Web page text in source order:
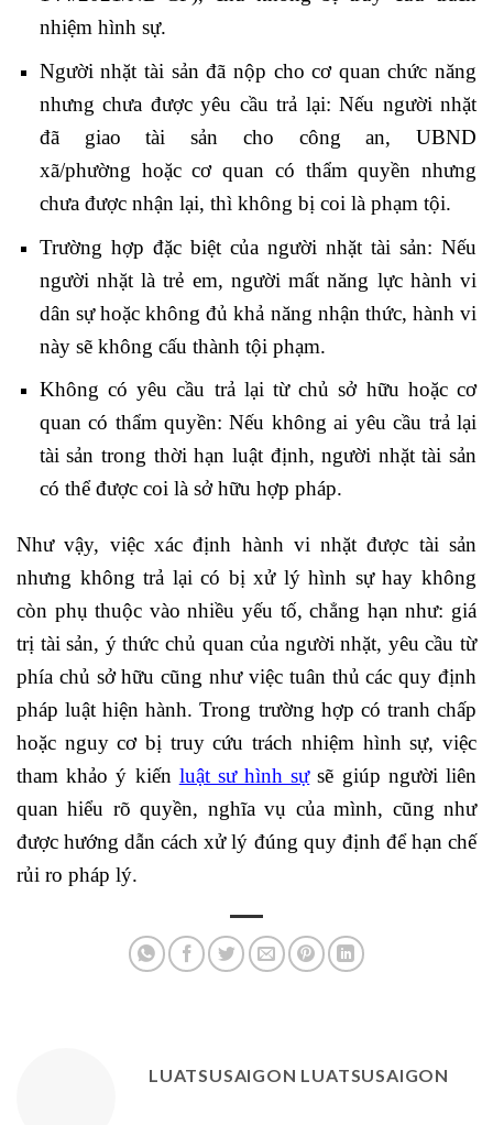
nhiệm hình sự.
Người nhặt tài sản đã nộp cho cơ quan chức năng
nhưng chưa được yêu cầu trả lại: Nếu người nhặt
đã giao tài sản cho công an, UBND
xã/phường hoặc cơ quan có thẩm quyền nhưng
chưa được nhận lại, thì không bị coi là phạm tội.
Trường hợp đặc biệt của người nhặt tài sản: Nếu
người nhặt là trẻ em, người mất năng lực hành vi
dân sự hoặc không đủ khả năng nhận thức, hành vi
này sẽ không cấu thành tội phạm.
Không có yêu cầu trả lại từ chủ sở hữu hoặc cơ
quan có thẩm quyền: Nếu không ai yêu cầu trả lại
tài sản trong thời hạn luật định, người nhặt tài sản
có thể được coi là sở hữu hợp pháp.
Như vậy, việc xác định hành vi nhặt được tài sản
nhưng không trả lại có bị xử lý hình sự hay không
còn phụ thuộc vào nhiều yếu tố, chẳng hạn như: giá
trị tài sản, ý thức chủ quan của người nhặt, yêu cầu từ
phía chủ sở hữu cũng như việc tuân thủ các quy định
pháp luật hiện hành. Trong trường hợp có tranh chấp
hoặc nguy cơ bị truy cứu trách nhiệm hình sự, việc
tham khảo ý kiến luật sư hình sựsẽ giúp người liên
quan hiểu rõ quyền, nghĩa vụ của mình, cũng như
được hướng dẫn cách xử lý đúng quy định để hạn chế
rủi ro pháp lý.
LUATSUSAIGON LUATSUSAIGON